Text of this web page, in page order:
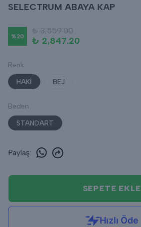
SELECTRUM ABAYA KAP
%20
₺ 3,559.00
₺ 2,847.20
Renk
HAKİ
BEJ
Beden
STANDART
Paylaş:
SEPETE EKLE